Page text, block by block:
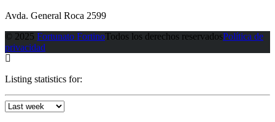
Avda. General Roca 2599
© 2025 Fortunato FortinoTodos los derechos reservadosPolítica de
privacidad
Listing statistics for: